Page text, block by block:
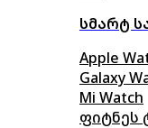
სმარტ
Apple
Galaxy
Mi Watch
ფიტნეს